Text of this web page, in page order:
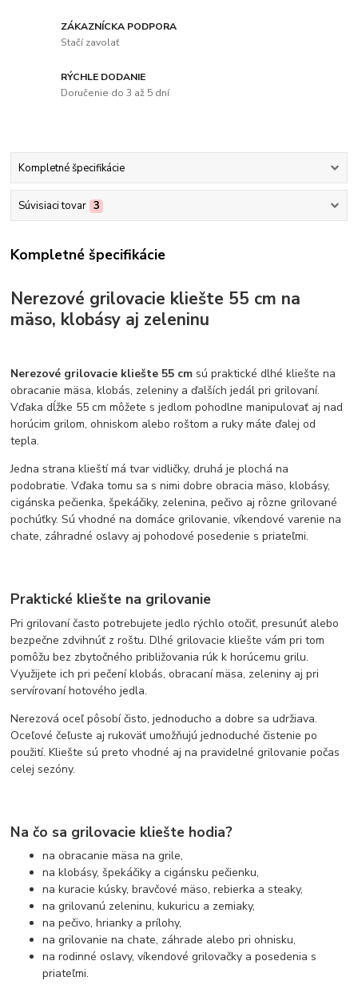
ZÁKAZNÍCKA PODPORA
Stačí zavolať
RÝCHLE DODANIE
Doručenie do 3 až 5 dní
Kompletné špecifikácie
Súvisiaci tovar 3
Kompletné špecifikácie
Nerezové grilovacie kliešte 55 cm na
mäso, klobásy aj zeleninu
Nerezové grilovacie kliešte 55 cm sú praktické dlhé kliešte na
obracanie mäsa, klobás, zeleniny a ďalších jedál pri grilovaní.
Vďaka dĺžke 55 cm môžete s jedlom pohodlne manipulovať aj nad
horúcim grilom, ohniskom alebo roštom a ruky máte ďalej od
tepla.
Jedna strana klieští má tvar vidličky, druhá je plochá na
podobratie. Vďaka tomu sa s nimi dobre obracia mäso, klobásy,
cigánska pečienka, špekáčiky, zelenina, pečivo aj rôzne grilované
pochúťky. Sú vhodné na domáce grilovanie, víkendové varenie na
chate, záhradné oslavy aj pohodové posedenie s priateľmi.
Praktické kliešte na grilovanie
Pri grilovaní často potrebujete jedlo rýchlo otočiť, presunúť alebo
bezpečne zdvihnúť z roštu. Dlhé grilovacie kliešte vám pri tom
pomôžu bez zbytočného približovania rúk k horúcemu grilu.
Využijete ich pri pečení klobás, obracaní mäsa, zeleniny aj pri
servírovaní hotového jedla.
Nerezová oceľ pôsobí čisto, jednoducho a dobre sa udržiava.
Oceľové čeľuste aj rukoväť umožňujú jednoduché čistenie po
použití. Kliešte sú preto vhodné aj na pravidelné grilovanie počas
celej sezóny.
Na čo sa grilovacie kliešte hodia?
na obracanie mäsa na grile,
na klobásy, špekáčiky a cigánsku pečienku,
na kuracie kúsky, bravčové mäso, rebierka a steaky,
na grilovanú zeleninu, kukuricu a zemiaky,
na pečivo, hrianky a prílohy,
na grilovanie na chate, záhrade alebo pri ohnisku,
na rodinné oslavy, víkendové grilovačky a posedenia s
priateľmi.